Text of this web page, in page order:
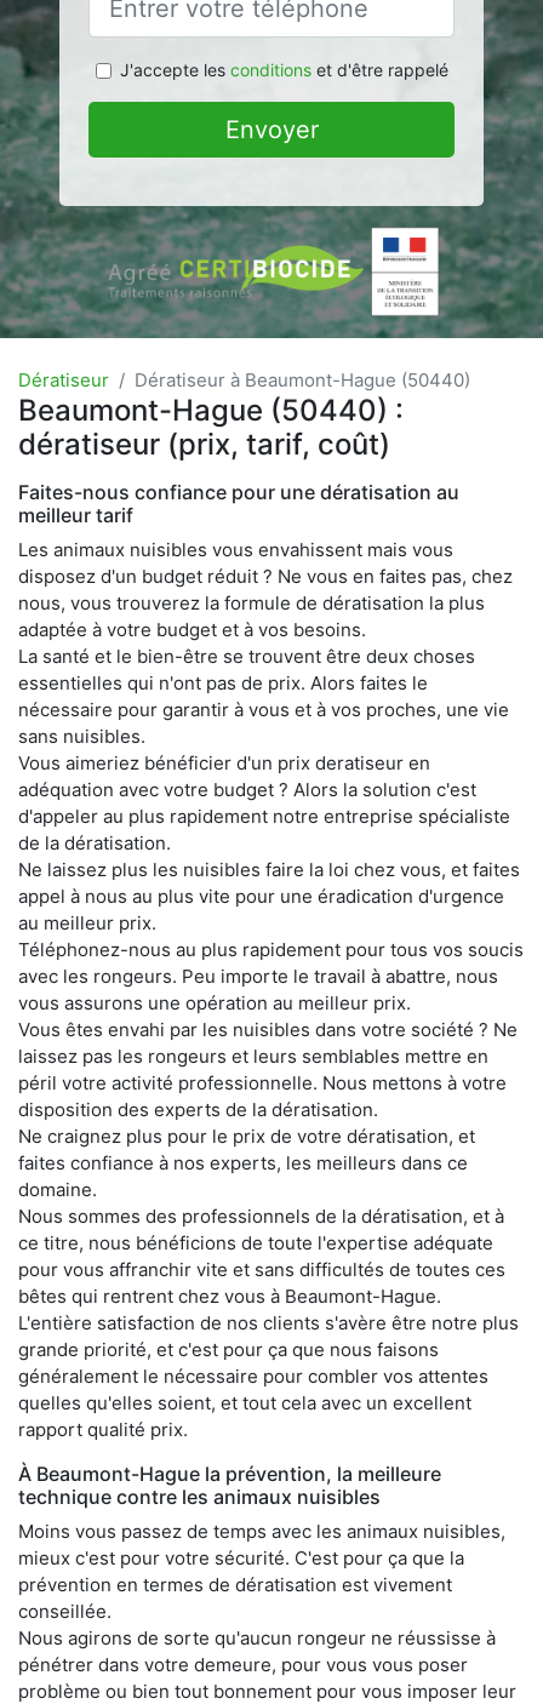
J'accepte les conditionset d'être rappelé
Envoyer
Dératiseur Dératiseur à Beaumont-Hague (50440)
Beaumont-Hague (50440) :
dératiseur (prix, tarif, coût)
Faites-nous confiance pour une dératisation au
meilleur tarif
Les animaux nuisibles vous envahissent mais vous
disposez d'un budget réduit ? Ne vous en faites pas, chez
nous, vous trouverez la formule de dératisation la plus
adaptée à votre budget et à vos besoins.
La santé et le bien-être se trouvent être deux choses
essentielles qui n'ont pas de prix. Alors faites le
nécessaire pour garantir à vous et à vos proches, une vie
sans nuisibles.
Vous aimeriez bénéficier d'un prix deratiseur en
adéquation avec votre budget ? Alors la solution c'est
d'appeler au plus rapidement notre entreprise spécialiste
de la dératisation.
Ne laissez plus les nuisibles faire la loi chez vous, et faites
appel à nous au plus vite pour une éradication d'urgence
au meilleur prix.
Téléphonez-nous au plus rapidement pour tous vos soucis
avec les rongeurs. Peu importe le travail à abattre, nous
vous assurons une opération au meilleur prix.
Vous êtes envahi par les nuisibles dans votre société ? Ne
laissez pas les rongeurs et leurs semblables mettre en
péril votre activité professionnelle. Nous mettons à votre
disposition des experts de la dératisation.
Ne craignez plus pour le prix de votre dératisation, et
faites confiance à nos experts, les meilleurs dans ce
domaine.
Nous sommes des professionnels de la dératisation, et à
ce titre, nous bénéficions de toute l'expertise adéquate
pour vous affranchir vite et sans difficultés de toutes ces
bêtes qui rentrent chez vous à Beaumont-Hague.
L'entière satisfaction de nos clients s'avère être notre plus
grande priorité, et c'est pour ça que nous faisons
généralement le nécessaire pour combler vos attentes
quelles qu'elles soient, et tout cela avec un excellent
rapport qualité prix.
À Beaumont-Hague la prévention, la meilleure
technique contre les animaux nuisibles
Moins vous passez de temps avec les animaux nuisibles,
mieux c'est pour votre sécurité. C'est pour ça que la
prévention en termes de dératisation est vivement
conseillée.
Nous agirons de sorte qu'aucun rongeur ne réussisse à
pénétrer dans votre demeure, pour vous vous poser
problème ou bien tout bonnement pour vous imposer leur